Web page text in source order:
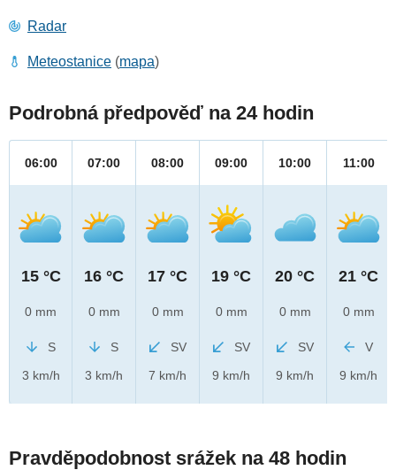
Radar
Meteostanice (mapa)
Podrobná předpověď na 24 hodin
06:00
15 °C
0 mm
S
3 km/h
07:00
16 °C
0 mm
S
3 km/h
08:00
17 °C
0 mm
SV
7 km/h
09:00
19 °C
0 mm
SV
9 km/h
10:00
20 °C
0 mm
SV
9 km/h
11:00
21 °C
0 mm
V
9 km/h
Pravděpodobnost srážek na 48 hodin